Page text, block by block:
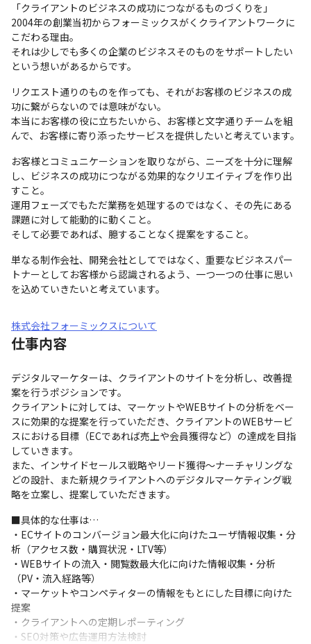
「クライアントのビジネスの成功につながるものづくりを」
2004年の創業当初からフォーミックスがくクライアントワークに
こだわる理由。
それは少しでも多くの企業のビジネスそのものをサポートしたい
という想いがあるからです。
リクエスト通りのものを作っても、それがお客様のビジネスの成
功に繋がらないのでは意味がない。
本当にお客様の役に立ちたいから、お客様と文字通りチームを組
んで、お客様に寄り添ったサービスを提供したいと考えています。
お客様とコミュニケーションを取りながら、ニーズを十分に理解
し、ビジネスの成功につながる効果的なクリエイティブを作り出
すこと。
運用フェーズでもただ業務を処理するのではなく、その先にある
課題に対して能動的に動くこと。
そして必要であれば、臆することなく提案をすること。
単なる制作会社、開発会社としてではなく、重要なビジネスパー
トナーとしてお客様から認識されるよう、一つ一つの仕事に思い
を込めていきたいと考えています。
株式会社フォーミックスについて
仕事内容
デジタルマーケターは、クライアントのサイトを分析し、改善提
案を行うポジションです。
クライアントに対しては、マーケットやWEBサイトの分析をベー
スに効果的な提案を行っていただき、クライアントのWEBサービ
スにおける目標（ECであれば売上や会員獲得など）の達成を目指
していきます。
また、インサイドセールス戦略やリード獲得〜ナーチャリングな
どの設計、また新規クライアントへのデジタルマーケティング戦
略を立案し、提案していただきます。
■具体的な仕事は…
・ECサイトのコンバージョン最大化に向けたユーザ情報収集・分
析（アクセス数・購買状況・LTV等）
・WEBサイトの流入・閲覧数最大化に向けた情報収集・分析
（PV・流入経路等）
・マーケットやコンペティターの情報をもとにした目標に向けた
提案
・クライアントへの定期レポーティング
・SEO対策や広告運用方法検討